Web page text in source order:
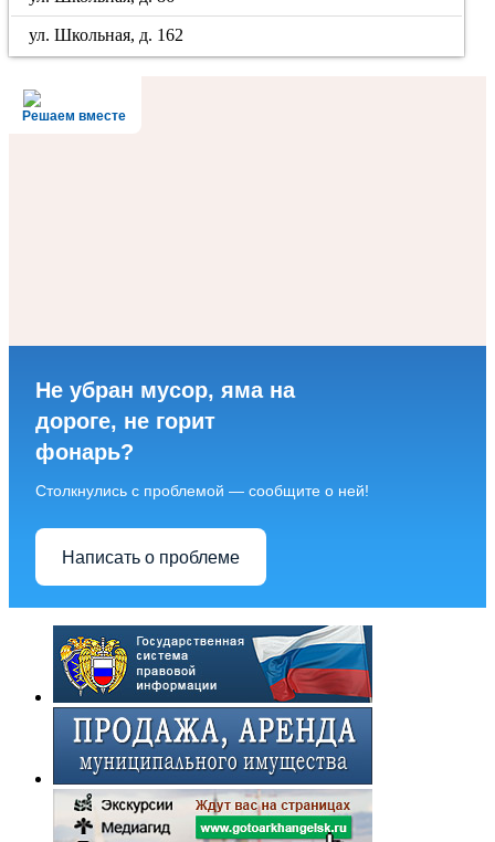
ул. Школьная, д. 162
Решаем вместе
Не убран мусор, яма на
дороге, не горит
фонарь?
Столкнулись с проблемой — сообщите о ней!
Написать о проблеме